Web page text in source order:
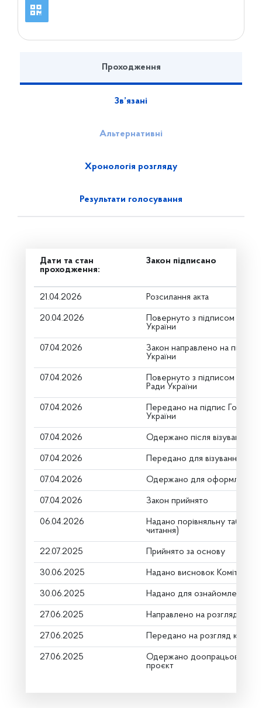
Проходження
Зв’язані
Альтернативні
Хронологія розгляду
Результати голосування
Дати та стан
проходження:
Закон підписано
21.04.2026 Розсилання акта
20.04.2026
Повернуто з підписом від
України
07.04.2026
Закон направлено на підпис
України
07.04.2026
Повернуто з підписом
Ради України
07.04.2026
Передано на підпис Голові
України
07.04.2026 Одержано після візування
07.04.2026 Передано для візування в
07.04.2026 Одержано для оформлення
07.04.2026 Закон прийнято
06.04.2026
Надано порівняльну
читання)
22.07.2025 Прийнято за основу
30.06.2025 Надано висновок Комітету
30.06.2025 Надано для ознайомлення
27.06.2025 Направлено на розгляд
27.06.2025 Передано на розгляд
27.06.2025
Одержано доопрацьований
проєкт